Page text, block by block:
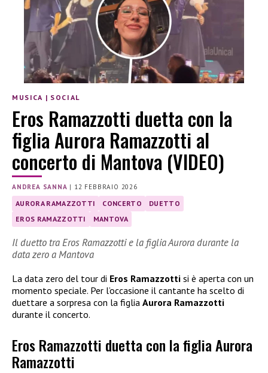
MUSICA | SOCIAL
Eros Ramazzotti duetta con la
figlia Aurora Ramazzotti al
concerto di Mantova (VIDEO)
ANDREA SANNA | 12 FEBBRAIO 2026
AURORA RAMAZZOTTI CONCERTO
DUETTO
EROS RAMAZZOTTI
MANTOVA
Il duetto tra Eros Ramazzotti e la figlia Aurora durante la
data zero a Mantova
La data zero del tour di Eros Ramazzotti si è aperta con un
momento speciale. Per l’occasione il cantante ha scelto di
duettare a sorpresa con la figlia Aurora Ramazzotti
durante il concerto.
Eros Ramazzotti duetta con la figlia Aurora
Ramazzotti